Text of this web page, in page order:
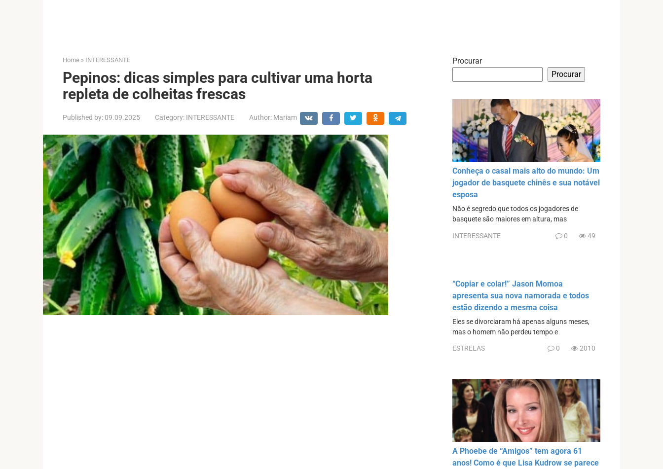
Home » INTERESSANTE
Pepinos: dicas simples para cultivar uma horta
repleta de colheitas frescas
Published by: 09.09.2025 Category: INTERESSANTE Author: Mariam
Procurar
Procurar
Conheça o casal mais alto do mundo: Um
jogador de basquete chinês e sua notável
esposa
Não é segredo que todos os jogadores de
basquete são maiores em altura, mas
INTERESSANTE 0 49
“Copiar e colar!” Jason Momoa
apresenta sua nova namorada e todos
estão dizendo a mesma coisa
Eles se divorciaram há apenas alguns meses,
mas o homem não perdeu tempo e
ESTRELAS 0 2010
A Phoebe de “Amigos” tem agora 61
anos! Como é que Lisa Kudrow se parece